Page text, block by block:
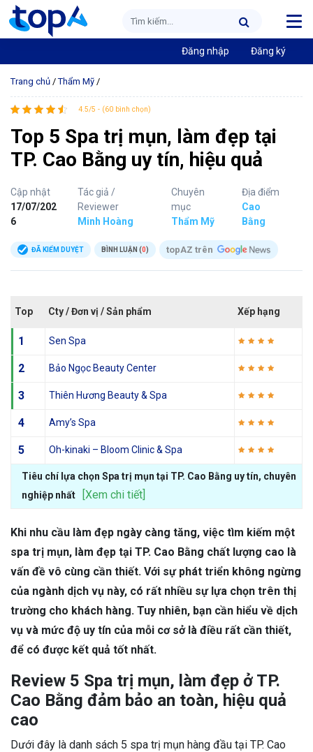
Đăng nhập Đăng ký
Trang chủ /Thẩm Mỹ /
4.5/5 - (60 bình chọn)
Top 5 Spa trị mụn, làm đẹp tại
TP. Cao Bằng uy tín, hiệu quả
Cập nhật
17/07/202
6
Tác giả /
Reviewer
Minh Hoàng
Chuyên
mục
Thẩm Mỹ
Địa điểm
Cao
Bằng
ĐÃ KIỂM DUYỆT BÌNH LUẬN (0) topAZ trên
Top Cty / Đơn vị / Sản phẩm Xếp hạng
1 Sen Spa
2 Bảo Ngọc Beauty Center
3 Thiên Hương Beauty & Spa
4 Amy’s Spa
5 Oh-kinaki – Bloom Clinic & Spa
Tiêu chí lựa chọn Spa trị mụn tại TP. Cao Bằng uy tín, chuyên
nghiệp nhất
[Xem chi tiết]
Khi nhu cầu làm đẹp ngày càng tăng, việc tìm kiếm một
spa trị mụn, làm đẹp tại TP. Cao Bằng chất lượng cao là
vấn đề vô cùng cần thiết. Với sự phát triển không ngừng
của ngành dịch vụ này, có rất nhiều sự lựa chọn trên thị
trường cho khách hàng. Tuy nhiên, bạn cần hiểu về dịch
vụ và mức độ uy tín của mỗi cơ sở là điều rất cần thiết,
để có được kết quả tốt nhất.
Review 5 Spa trị mụn, làm đẹp ở TP.
Cao Bằng đảm bảo an toàn, hiệu quả
cao
Dưới đây là danh sách 5 spa trị mụn hàng đầu tại TP. Cao